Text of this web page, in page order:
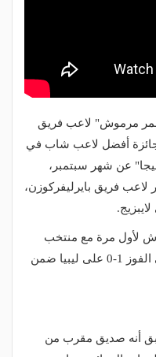
المصري "عمر مرموش" لاعب فريق
أفضل لاعب شاب في
عن شهر سبتمبر،
فريق بايرليفركوزن،
ظهر مرموش لأول مرة مع منتخب
مصر الأول وسجل الهدف الوحيد في الفوز 1-0 على ليبيا ضمن
أنه صديق مقرب من